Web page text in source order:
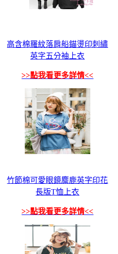
高含棉羅紋落肩船錨燙印刺繡
英字五分袖上衣
>>點我看更多詳情<<
竹節棉可愛眼鏡麋鹿英字印花
長版T恤上衣
>>點我看更多詳情<<